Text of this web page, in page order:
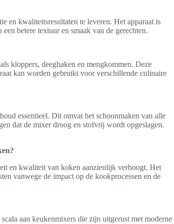
en kwaliteitsresultaten te leveren. Het apparaat is
betere textuur en smaak van de gerechten.
kloppers, deeghaken en mengkommen. Deze
kan worden gebruikt voor verschillende culinaire
essentieel. Dit omvat het schoonmaken van alle
dat de mixer droog en stofvrij wordt opgeslagen.
en kwaliteit van koken aanzienlijk verhoogt. Het
vanwege de impact op de kookprocessen en de
aan keukenmixers die zijn uitgerust met moderne